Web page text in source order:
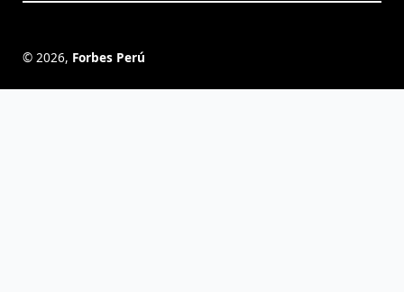
© 2026, Forbes Perú